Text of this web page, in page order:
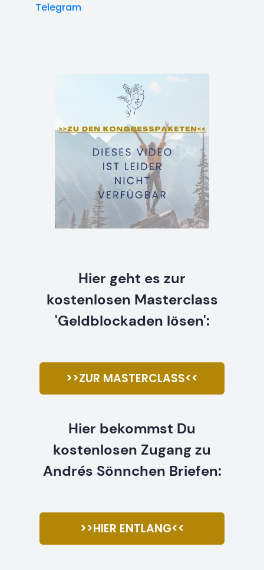
Telegram
Hier geht es zur
kostenlosen Masterclass
'Geldblockaden lösen':
>>ZUR MASTERCLASS<<
Hier bekommst Du
kostenlosen Zugang zu
Andrés Sönnchen Briefen:
>>HIER ENTLANG<<